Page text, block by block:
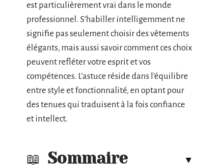
est particulièrement vrai dans le monde
professionnel. S’habiller intelligemment ne
signifie pas seulement choisir des vêtements
élégants, mais aussi savoir comment ces choix
peuvent refléter votre esprit et vos
compétences. L’astuce réside dans l’équilibre
entre style et fonctionnalité, en optant pour
des tenues qui traduisent à la fois confiance
et intellect.
Sommaire